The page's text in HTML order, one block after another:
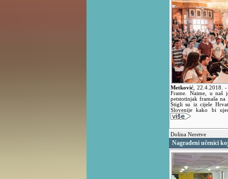
Metković ,22.4.2018.-
Frame. Naime, u
petstotinjak framaša
Stigli su iz cijele
Slovenije kako bi
Dolina Neretve
Nagrađeni učenici